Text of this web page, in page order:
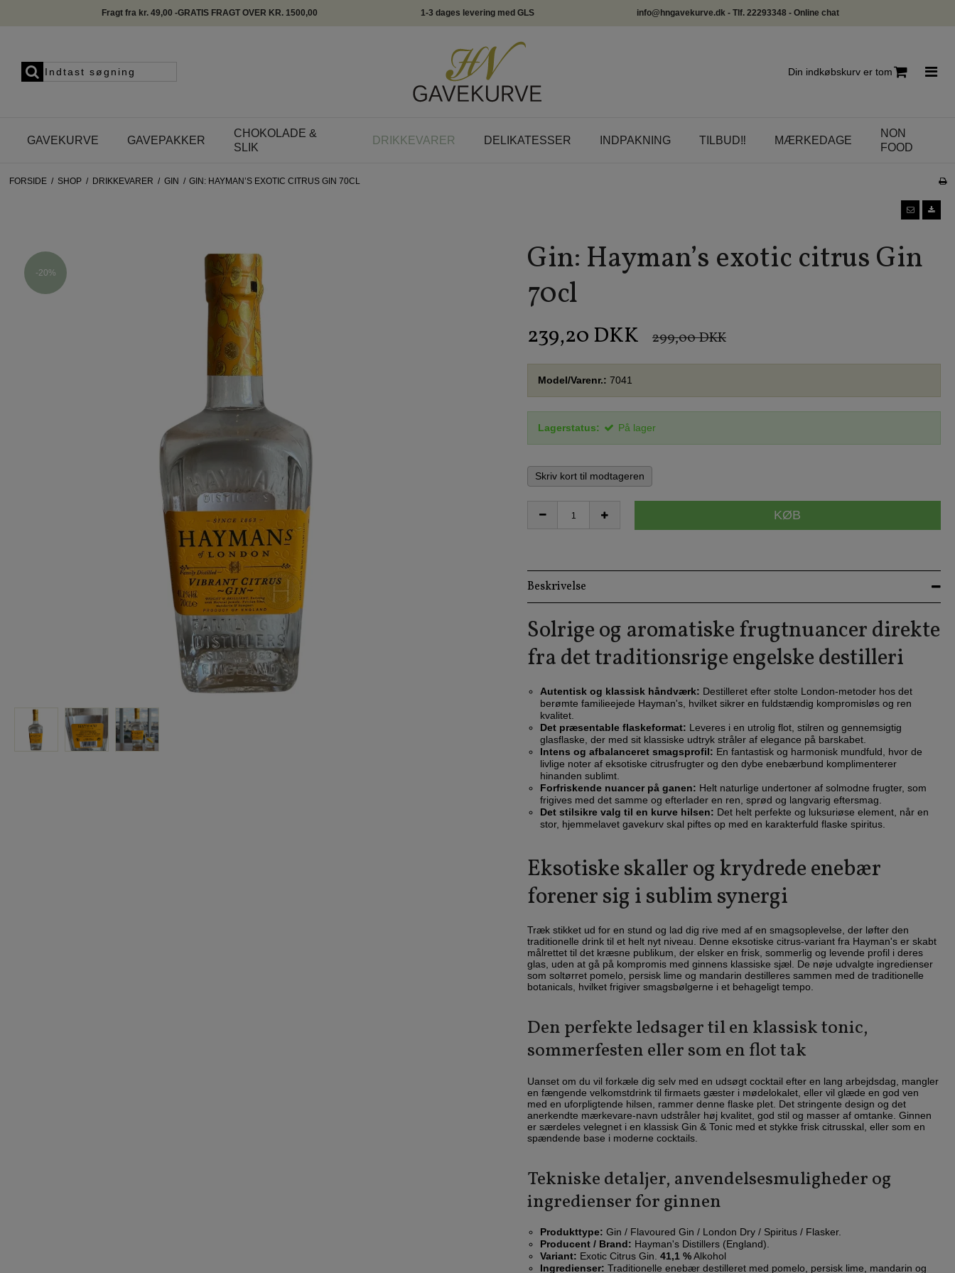
Fragt fra kr. 49,00 -GRATIS FRAGT OVER KR. 1500,00 1-3 dages levering med GLS info@hngavekurve.dk - Tlf. 22293348 - Online chat
Din indkøbskurv er tom
GAVEKURVE GAVEPAKKER
CHOKOLADE &
SLIK
DRIKKEVARER DELIKATESSER INDPAKNING TILBUD‼️ MÆRKEDAGE
NON
FOOD
FORSIDE / SHOP / DRIKKEVARER / GIN / GIN: HAYMAN’S EXOTIC CITRUS GIN 70CL
-20%
Gin: Hayman’s exotic citrus Gin
70cl
239,20 DKK 299,00 DKK
Model/Varenr.: 7041
Lagerstatus: På lager
Skriv kort til modtageren
KØB
Beskrivelse
Solrige og aromatiske frugtnuancer direkte
fra det traditionsrige engelske destilleri
Autentisk og klassisk håndværk: Destilleret efter stolte London-metoder hos det
berømte familieejede Hayman's, hvilket sikrer en fuldstændig kompromisløs og ren
kvalitet.
Det præsentable flaskeformat: Leveres i en utrolig flot, stilren og gennemsigtig
glasflaske, der med sit klassiske udtryk stråler af elegance på barskabet.
Intens og afbalanceret smagsprofil: En fantastisk og harmonisk mundfuld, hvor de
livlige noter af eksotiske citrusfrugter og den dybe enebærbund komplimenterer
hinanden sublimt.
Forfriskende nuancer på ganen: Helt naturlige undertoner af solmodne frugter, som
frigives med det samme og efterlader en ren, sprød og langvarig eftersmag.
Det stilsikre valg til en kurve hilsen: Det helt perfekte og luksuriøse element, når en
stor, hjemmelavet gavekurv skal piftes op med en karakterfuld flaske spiritus.
Eksotiske skaller og krydrede enebær
forener sig i sublim synergi
Træk stikket ud for en stund og lad dig rive med af en smagsoplevelse, der løfter den
traditionelle drink til et helt nyt niveau. Denne eksotiske citrus-variant fra Hayman's er skabt
målrettet til det kræsne publikum, der elsker en frisk, sommerlig og levende profil i deres
glas, uden at gå på kompromis med ginnens klassiske sjæl. De nøje udvalgte ingredienser
som soltørret pomelo, persisk lime og mandarin destilleres sammen med de traditionelle
botanicals, hvilket frigiver smagsbølgerne i et behageligt tempo.
Den perfekte ledsager til en klassisk tonic,
sommerfesten eller som en flot tak
Uanset om du vil forkæle dig selv med en udsøgt cocktail efter en lang arbejdsdag, mangler
en fængende velkomstdrink til firmaets gæster i mødelokalet, eller vil glæde en god ven
med en uforpligtende hilsen, rammer denne flaske plet. Det stringente design og det
anerkendte mærkevare-navn udstråler høj kvalitet, god stil og masser af omtanke. Ginnen
er særdeles velegnet i en klassisk Gin & Tonic med et stykke frisk citrusskal, eller som en
spændende base i moderne cocktails.
Tekniske detaljer, anvendelsesmuligheder og
ingredienser for ginnen
Produkttype: Gin / Flavoured Gin / London Dry / Spiritus / Flasker.
Producent / Brand: Hayman's Distillers (England).
Variant: Exotic Citrus Gin. 41,1 %Alkohol
Ingredienser: Traditionelle enebær destilleret med pomelo, persisk lime, mandarin og